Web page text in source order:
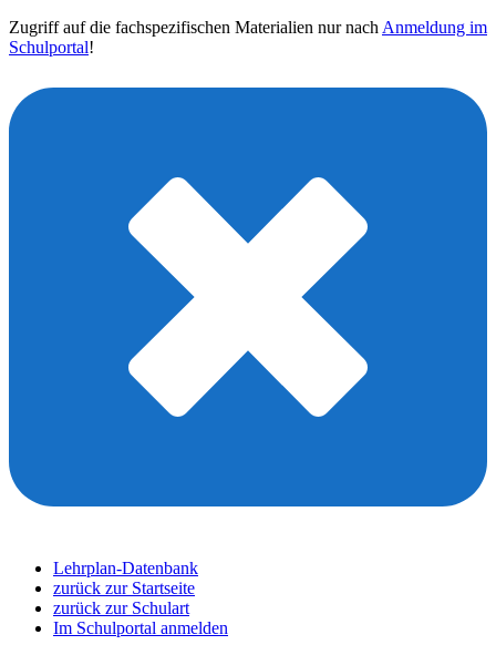
Zugriff auf die fachspezifischen Materialien nur nach Anmeldung im
Schulportal!
Lehrplan-Datenbank
zurück zur Startseite
zurück zur Schulart
Im Schulportal anmelden